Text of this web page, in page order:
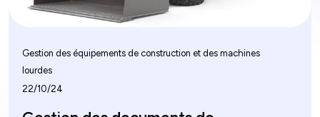
Gestion des équipements de construction et des machines
lourdes
22/10/24